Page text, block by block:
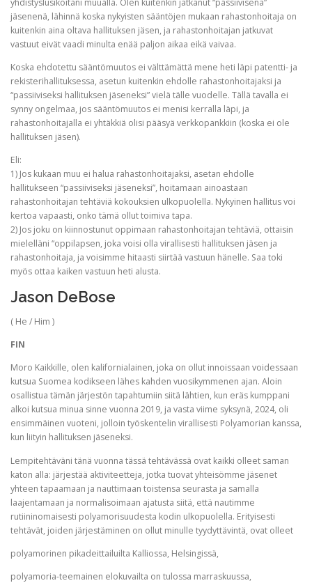
jäsenenä, lähinnä koska nykyisten sääntöjen mukaan rahastonhoitaja on
kuitenkin aina oltava hallituksen jäsen, ja rahastonhoitajan jatkuvat
vastuut eivät vaadi minulta enää paljon aikaa eikä vaivaa.
Koska ehdotettu sääntömuutos ei välttämättä mene heti läpi patentti- ja
rekisterihallituksessa, asetun kuitenkin ehdolle rahastonhoitajaksi ja
“passiiviseksi hallituksen jäseneksi” vielä tälle vuodelle. Tällä tavalla ei
synny ongelmaa, jos sääntömuutos ei menisi kerralla läpi, ja
rahastonhoitajalla ei yhtäkkiä olisi pääsyä verkkopankkiin (koska ei ole
hallituksen jäsen).
Eli:
1) Jos kukaan muu ei halua rahastonhoitajaksi, asetan ehdolle
hallitukseen “passiiviseksi jäseneksi”, hoitamaan ainoastaan
rahastonhoitajan tehtäviä kokouksien ulkopuolella. Nykyinen hallitus voi
kertoa vapaasti, onko tämä ollut toimiva tapa.
2) Jos joku on kiinnostunut oppimaan rahastonhoitajan tehtäviä, ottaisin
mielelläni “oppilapsen, joka voisi olla virallisesti hallituksen jäsen ja
rahastonhoitaja, ja voisimme hitaasti siirtää vastuun hänelle. Saa toki
myös ottaa kaiken vastuun heti alusta.
Jason DeBose
( He / Him )
FIN
Moro Kaikkille, olen kalifornialainen, joka on ollut innoissaan voidessaan
kutsua Suomea kodikseen lähes kahden vuosikymmenen ajan. Aloin
osallistua tämän järjestön tapahtumiin siitä lähtien, kun eräs kumppani
alkoi kutsua minua sinne vuonna 2019, ja vasta viime syksynä, 2024, oli
ensimmäinen vuoteni, jolloin työskentelin virallisesti Polyamorian kanssa,
kun liityin hallituksen jäseneksi.
Lempitehtäväni tänä vuonna tässä tehtävässä ovat kaikki olleet saman
katon alla: järjestää aktiviteetteja, jotka tuovat yhteisömme jäsenet
yhteen tapaamaan ja nauttimaan toistensa seurasta ja samalla
laajentamaan ja normalisoimaan ajatusta siitä, että nautimme
rutiininomaisesti polyamorisuudesta kodin ulkopuolella. Erityisesti
tehtävät, joiden järjestäminen on ollut minulle tyydyttävintä, ovat olleet
polyamorinen pikadeittailuilta Kalliossa, Helsingissä,
polyamoria-teemainen elokuvailta on tulossa marraskuussa,